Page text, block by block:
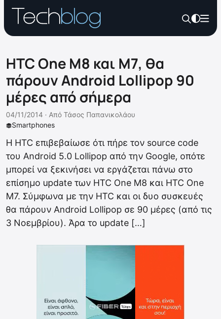
HTC One M8 και Μ7, θα
πάρουν Android Lollipop 90
μέρες από σήμερα
Smartphones
04/11/2014 · Από Τάσος Παπανικολάου
Η HTC επιβεβαίωσε ότι πήρε τον source code
του Android 5.0 Lollipop από την Google, οπότε
μπορεί να ξεκινήσει να εργάζεται πάνω στο
επίσημο update των HTC One M8 και HTC One
M7. Σύμφωνα με την HTC και οι δυο συσκευές
θα πάρουν Android Lollipop σε 90 μέρες (από τις
3 Νοεμβρίου). Άρα το update […]